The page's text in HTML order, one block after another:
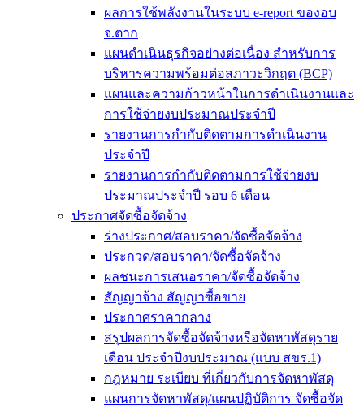
ผลการใช้พลังงานในระบบ e-report ของอบ
จ.ตาก
แผนดำเนินธุรกิจอย่างต่อเนื่อง สำหรับการ
บริหารความพร้อมต่อสภาวะวิกฤต (BCP)
แผนและความก้าวหน้าในการดำเนินงานและ
การใช้จ่ายงบประมาณประจำปี
รายงานการกำกับติดตามการดำเนินงาน
ประจำปี
รายงานการกำกับติดตามการใช้จ่ายงบ
ประมาณประจำปี รอบ 6 เดือน
ประกาศจัดซื้อจัดจ้าง
ร่างประกาศ/สอบราคา/จัดซื้อจัดจ้าง
ประกวด/สอบราคา/จัดซื้อจัดจ้าง
ผลชนะการเสนอราคา/จัดซื้อจัดจ้าง
สัญญาจ้าง สัญญาซื้อขาย
ประกาศราคากลาง
สรุปผลการจัดซื้อจัดจ้างหรือจัดหาพัสดุราย
เดือน ประจำปีงบประมาณ (แบบ สขร.1)
กฎหมาย ระเบียบ ที่เกี่ยวกับการจัดหาพัสดุ
แผนการจัดหาพัสดุ/แผนปฏิบัติการ จัดซื้อจัด